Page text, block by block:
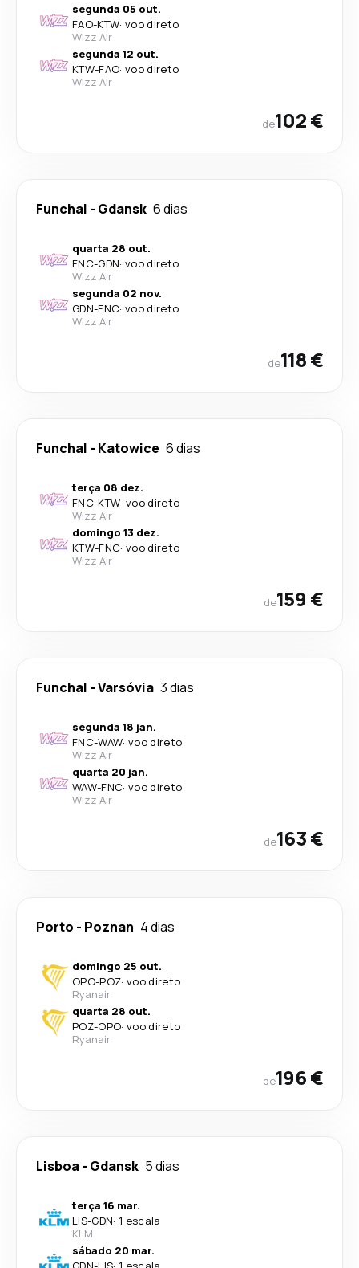
segunda 05 out.
FAO-KTW· voo direto
Wizz Air
segunda 12 out.
KTW-FAO· voo direto
Wizz Air
de102 €
Funchal - Gdansk 6 dias
quarta 28 out.
FNC-GDN· voo direto
Wizz Air
segunda 02 nov.
GDN-FNC· voo direto
Wizz Air
de118 €
Funchal - Katowice 6 dias
terça 08 dez.
FNC-KTW· voo direto
Wizz Air
domingo 13 dez.
KTW-FNC· voo direto
Wizz Air
de159 €
Funchal -Varsóvia 3 dias
segunda 18 jan.
FNC-WAW· voo direto
Wizz Air
quarta 20 jan.
WAW-FNC· voo direto
Wizz Air
de163 €
Porto - Poznan 4 dias
domingo 25 out.
OPO-POZ· voo direto
Ryanair
quarta 28 out.
POZ-OPO· voo direto
Ryanair
de196 €
Lisboa- Gdansk 5 dias
terça 16 mar.
LIS-GDN· 1 escala
KLM
sábado 20 mar.